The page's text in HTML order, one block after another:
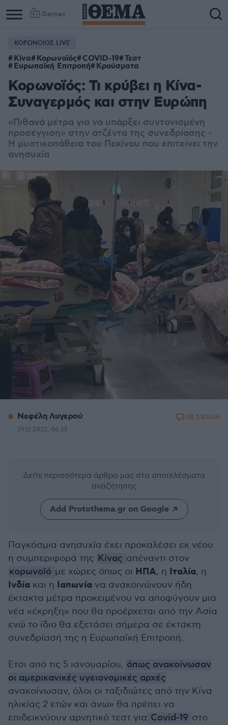
Games
ΚΟΡΩΝΟΙΟΣ LIVE
Κίνα Κορωνοϊός COVID-19 Τεστ
Ευρωπαϊκή Επιτροπή Κρούσματα
Κορωνοϊός: Τι κρύβει η Κίνα-
Συναγερμός και στην Ευρώπη
«Πιθανά μέτρα για να υπάρξει συντονισμένη
προσέγγιση» στην ατζέντα της συνεδρίασης -
Η μυστικοπάθεια του Πεκίνου που επιτείνει την
ανησυχία
Νεφέλη Λυγερού
29.12.2022, 06:33
38 ΣΧΟΛΙΑ
Δείτε περισσότερα άρθρα μας στα αποτελέσματα
αναζήτησης
Add Protothema.gr on Google
Παγκόσμια ανησυχία έχει προκαλέσει εκ νέου
η συμπεριφορά της Κίνας απέναντι στον
κορωνοϊό με χώρες όπως οι ΗΠΑ, η Ιταλία, η
Ινδία και η Ιαπωνία να ανακοινώνουν ήδη
έκτακτα μέτρα προκειμένου να αποφύγουν μια
νέα «έκρηξη» που θα προέρχεται από την Ασία
ενώ το ίδιο θα εξετάσει σήμερα σε έκτακτη
συνεδρίασή της η Ευρωπαϊκή Επιτροπή.
Έτσι από τις 5 ιανουαρίου, όπως ανακοίνωσαν
οι αμερικανικές υγειονομικές αρχές
ανακοίνωσαν, όλοι οι ταξιδιώτες από την Κίνα
ηλικίας 2 ετών και άνω» θα πρέπει να
επιδεικνύουν αρνητικό τεστ για Covid-19 στο